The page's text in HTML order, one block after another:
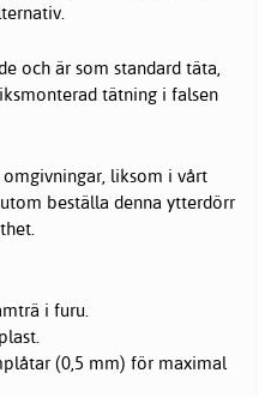
och är som standard täta,
tätning i falsen
liksom i vårt
beställa denna ytterdörr
i furu.
(0,5 mm) för maximal